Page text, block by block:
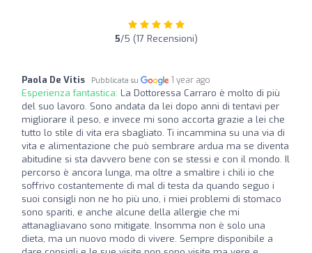
5/5 (17 Recensioni)
Paola De Vitis Pubblicata su 1 year ago
Esperienza fantastica: La Dottoressa Carraro è molto di più
del suo lavoro. Sono andata da lei dopo anni di tentavi per
migliorare il peso, e invece mi sono accorta grazie a lei che
tutto lo stile di vita era sbagliato. Ti incammina su una via di
vita e alimentazione che può sembrare ardua ma se diventa
abitudine si sta davvero bene con se stessi e con il mondo. Il
percorso è ancora lunga, ma oltre a smaltire i chili io che
soffrivo costantemente di mal di testa da quando seguo i
suoi consigli non ne ho più uno, i miei problemi di stomaco
sono spariti, e anche alcune della allergie che mi
attanagliavano sono mitigate. Insomma non è solo una
dieta, ma un nuovo modo di vivere. Sempre disponibile a